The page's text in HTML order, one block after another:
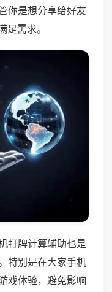
你是想分享给好友
需求。
打牌计算辅助也是
特别是在大家手机
戏体验，避免影响